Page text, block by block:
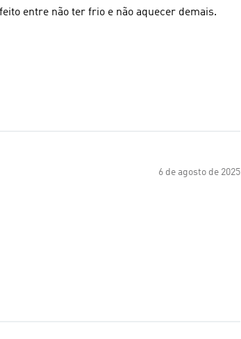
entre não ter frio e não aquecer demais.
6 de agosto de 2025